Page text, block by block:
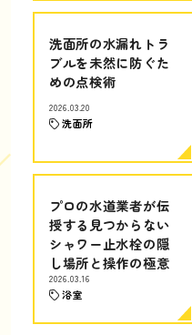
洗面所の水漏れトラ
ブルを未然に防ぐた
めの点検術
2026.03.20
洗面所
プロの水道業者が伝
授する見つからない
シャワー止水栓の隠
し場所と操作の極意
2026.03.16
浴室